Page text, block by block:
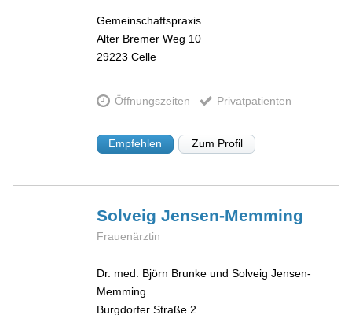
Gemeinschaftspraxis
Alter Bremer Weg 10
29223 Celle
Öffnungszeiten Privatpatienten
Empfehlen Zum Profil
SolveigJensen-Memming
Frauenärztin
Dr. med. Björn Brunke und Solveig Jensen-
Memming
Burgdorfer Straße 2